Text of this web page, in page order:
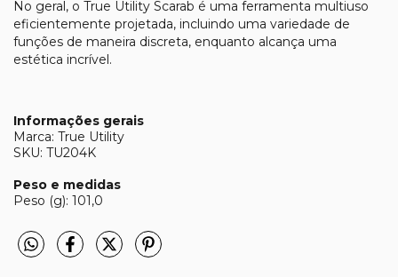
No geral, o True Utility Scarab é uma ferramenta multiuso
eficientemente projetada, incluindo uma variedade de
funções de maneira discreta, enquanto alcança uma
estética incrível.
Informações gerais
Marca: True Utility
SKU: TU204K
Peso e medidas
Peso (g): 101,0